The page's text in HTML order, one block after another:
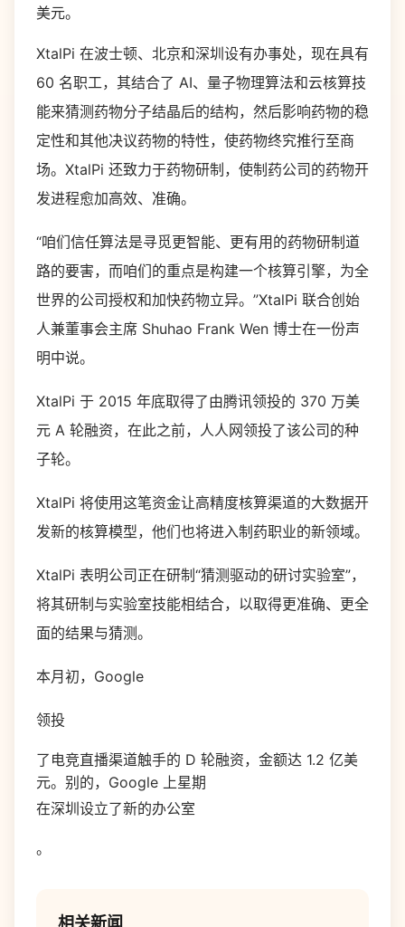
美元。
XtalPi 在波士顿、北京和深圳设有办事处，现在具有
60 名职工，其结合了 AI、量子物理算法和云核算技
能来猜测药物分子结晶后的结构，然后影响药物的稳
定性和其他决议药物的特性，使药物终究推行至商
场。XtalPi 还致力于药物研制，使制药公司的药物开
发进程愈加高效、准确。
“咱们信任算法是寻觅更智能、更有用的药物研制道
路的要害，而咱们的重点是构建一个核算引擎，为全
世界的公司授权和加快药物立异。”XtalPi 联合创始
人兼董事会主席 Shuhao Frank Wen 博士在一份声
明中说。
XtalPi 于 2015 年底取得了由腾讯领投的 370 万美
元 A 轮融资，在此之前，人人网领投了该公司的种
子轮。
XtalPi 将使用这笔资金让高精度核算渠道的大数据开
发新的核算模型，他们也将进入制药职业的新领域。
XtalPi 表明公司正在研制“猜测驱动的研讨实验室”，
将其研制与实验室技能相结合，以取得更准确、更全
面的结果与猜测。
本月初，Google
领投
了电竞直播渠道触手的 D 轮融资，金额达 1.2 亿美
元。别的，Google 上星期
在深圳设立了新的办公室
。
相关新闻